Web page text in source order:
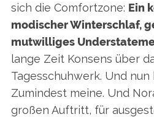
sich die Comfortzone: Ein
modischer Winterschlaf,
mutwilliges
lange Zeit Konsens über
Tagesschuhwerk. Und
Zumindest meine. Und
großen Auftritt, für